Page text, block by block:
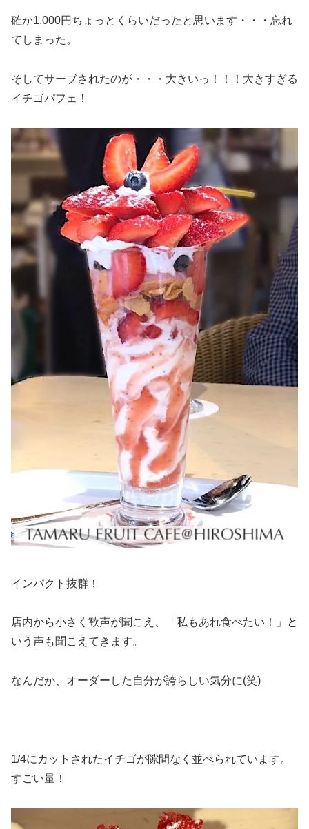
確か1,000円ちょっとくらいだったと思います・・・忘れ
てしまった。
そしてサーブされたのが・・・大きいっ！！！大きすぎる
イチゴパフェ！
インパクト抜群！
店内から小さく歓声が聞こえ、「私もあれ食べたい！」と
いう声も聞こえてきます。
なんだか、オーダーした自分が誇らしい気分に(笑)
1/4にカットされたイチゴが隙間なく並べられています。
すごい量！